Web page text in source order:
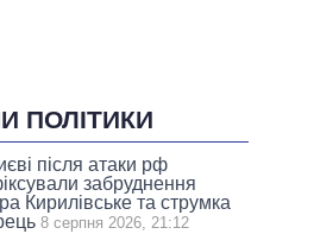
ПОЛІТИКИ
після атаки рф
забруднення
Кирилівське та струмка
8 серпня 2026, 21:12